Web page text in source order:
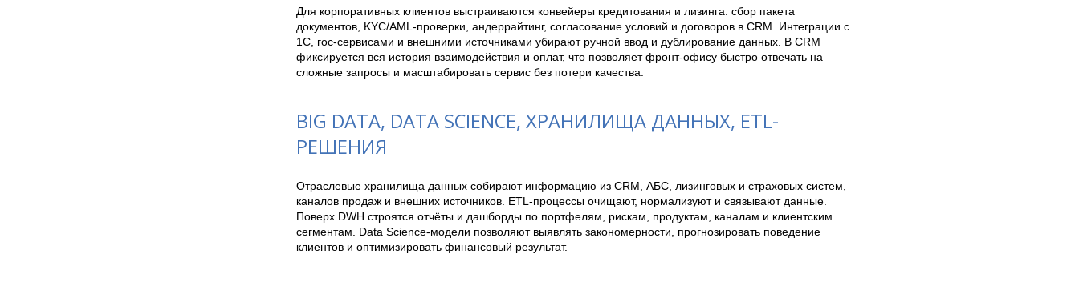
Для корпоративных клиентов выстраиваются конвейеры кредитования и лизинга: сбор пакета
документов, KYC/AML-проверки, андеррайтинг, согласование условий и договоров в CRM. Интеграции с
1С, гос-сервисами и внешними источниками убирают ручной ввод и дублирование данных. В CRM
фиксируется вся история взаимодействия и оплат, что позволяет фронт-офису быстро отвечать на
сложные запросы и масштабировать сервис без потери качества.
BIG DATA, DATA SCIENCE, ХРАНИЛИЩА ДАННЫХ, ETL-
РЕШЕНИЯ
Отраслевые хранилища данных собирают информацию из CRM, АБС, лизинговых и страховых систем,
каналов продаж и внешних источников. ETL-процессы очищают, нормализуют и связывают данные.
Поверх DWH строятся отчёты и дашборды по портфелям, рискам, продуктам, каналам и клиентским
сегментам. Data Science-модели позволяют выявлять закономерности, прогнозировать поведение
клиентов и оптимизировать финансовый результат.